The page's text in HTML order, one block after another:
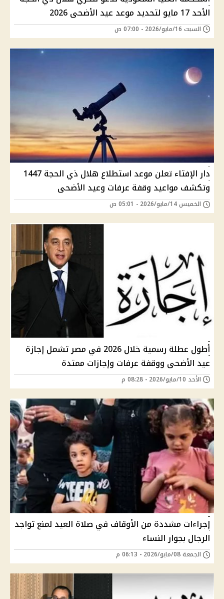
الأحد 17 مايو لتحديد موعد عيد الأضحى 2026
السبت 16/مايو/2026 - 07:00 ص
دار الإفتاء تعلن موعد استطلاع هلال ذي الحجة 1447
وتكشف مواعيد وقفة عرفات وعيد الأضحى
الخميس 14/مايو/2026 - 05:01 ص
أطول عطلة رسمية خلال 2026 في مصر تشمل إجازة
عيد الأضحى ووقفة عرفات وإجازات ممتدة
الأحد 10/مايو/2026 - 08:28 م
إجراءات مشددة من الأوقاف في صلاة العيد لمنع تواجد
الرجال بجوار النساء
الجمعة 08/مايو/2026 - 06:13 م